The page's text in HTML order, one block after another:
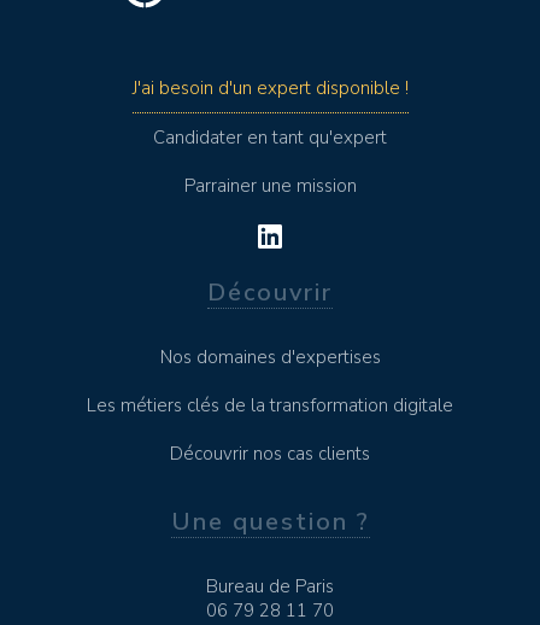
J'ai besoin d'un expert disponible !
Candidater en tant qu'expert
Parrainer une mission
Découvrir
Nos domaines d'expertises
Les métiers clés de la transformation digitale
Découvrir nos cas clients
Une question ?
Bureau de Paris
06 79 28 11 70